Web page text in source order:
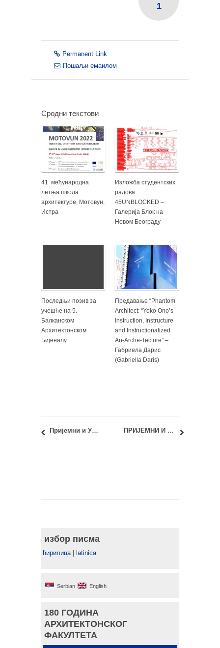
1
Permanent Link
Пошаљи емаилом
Сродни текстови
41. међународна
летња школа
архитектуре, Мотовун,
Истра
Изложба студентских
радова:
45UNBLOCKED –
Галерија Блок на
Новом Београду
Последњи позив за
учешће на 5.
Балканском
Архитектонском
Бијеналу
Предавање “Phantom
Architect: “Yoko Ono’s
Instruction, Instructure
and Instructionalized
An-Archē-Tecture” –
Габриела Дарис
(Gabriella Daris)
Пријемни и Упис 2025: Пријављивање кандидата ПРИЈЕМНИ И УПИС 2025: Веб формулар
избор писма
ћирилица| latinica
Serbian English
180 ГОДИНА
АРХИТЕКТОНСКОГ
ФАКУЛТЕТА